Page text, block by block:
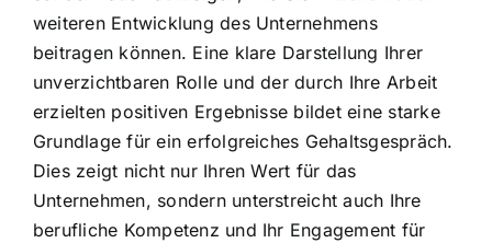
weiteren Entwicklung des Unternehmens
beitragen können. Eine klare Darstellung Ihrer
unverzichtbaren Rolle und der durch Ihre Arbeit
erzielten positiven Ergebnisse bildet eine starke
Grundlage für ein erfolgreiches Gehaltsgespräch.
Dies zeigt nicht nur Ihren Wert für das
Unternehmen, sondern unterstreicht auch Ihre
berufliche Kompetenz und Ihr Engagement für